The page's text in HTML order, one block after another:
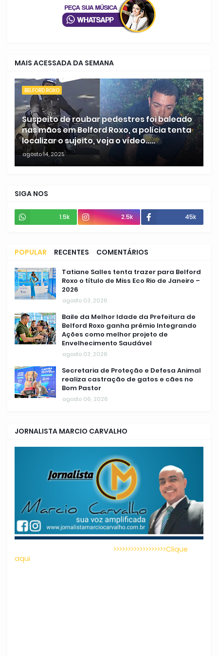
MAIS ACESSADA DA SEMANA
BELFORD ROXO
Suspeito de roubar pedestres foi baleado
nas mãos em Belford Roxo, a polícia tenta
localizar o sujeito, veja o vídeo.....
agosto 14, 2025
SIGA NOS
1.5k 2.5k 45k
POPULAR RECENTES COMENTÁRIOS
Tatiane Salles tenta trazer para Belford
Roxo o título de Miss Eco Rio de Janeiro –
2026
agosto 03, 2026
Baile da Melhor Idade da Prefeitura de
Belford Roxo ganha prêmio Integrando
Ações como melhor projeto de
Envelhecimento Saudável
agosto 03, 2026
Secretaria de Proteção e Defesa Animal
realiza castração de gatos e cães no
Bom Pastor
agosto 06, 2026
JORNALISTA MARCIO CARVALHO
>>>>>>>>>>>>>>>>>>Clique
aqui